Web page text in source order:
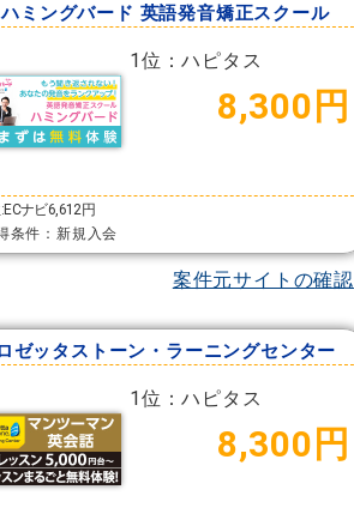
ハミングバード 英語発音矯正スクール
1位：ハピタス
8,300円
ナビ6,612円
条件：新規入会
案件元サイトの確認
ゼッタストーン・ラーニングセンター
1位：ハピタス
8,300円